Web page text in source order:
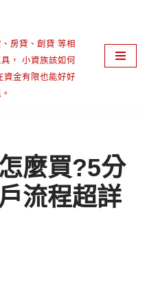
房貸、創貸 等相
， 小資族該如何
資金有限也能好好
麼買?5分
流程超詳